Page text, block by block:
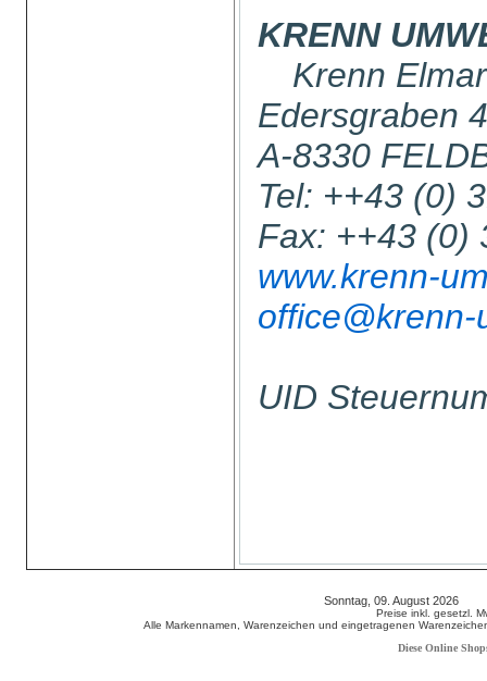
KRENN
Krenn Elmar
Edersgraben
A-8330
Tel: ++43 (0)
Fax: ++43 (0)
www.krenn-
UID
Sonntag, 09. August 2026
Preise inkl. gesetzl.
Alle Markennamen, Warenzeichen und eingetragenen
Diese Online